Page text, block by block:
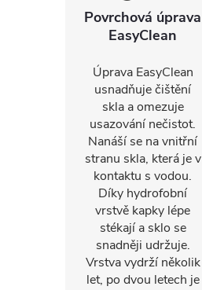
Povrchová úprava
EasyClean
Úprava EasyClean
usnadňuje čištění
skla a omezuje
usazování nečistot.
Nanáší se na vnitřní
stranu skla, která je v
kontaktu s vodou.
Díky hydrofobní
vrstvě kapky lépe
stékají a sklo se
snadněji udržuje.
Vrstva vydrží několik
let, po dvou letech je